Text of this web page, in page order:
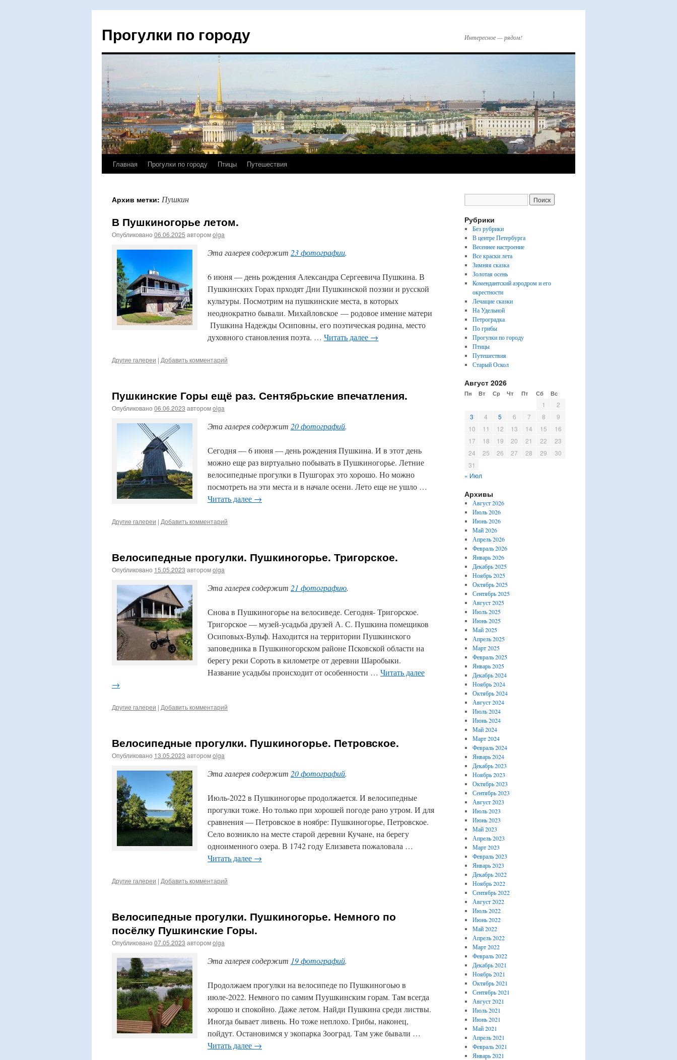
Прогулки по городу Интересное — рядом!
Перейти
содержимому
Главная Прогулки по городу Птицы Путешествия
Архив метки: Пушкин
В Пушкиногорье летом.
Опубликовано 06.06.2025 авторомolga
Эта галерея содержит 23 фотографии.
6 июня — день рождения Александра Сергеевича Пушкина. В
Пушкинских Горах прходят Дни Пушкинской поэзии и русской
культуры. Посмотрим на пушкинские места, в которых
неоднократно бывали. Михайловское — родовое имение матери
Пушкина Надежды Осиповны, его поэтическая родина, место
духовного становления поэта. … Читать далее →
Другие галереи | Добавить комментарий
Пушкинские Горы ещё раз. Сентябрьские впечатления.
Опубликовано 06.06.2023 авторомolga
Эта галерея содержит 20 фотографий.
Сегодня — 6 июня — день рождения Пушкина. И в этот день
можно еще раз виртуально побывать в Пушкиногорье. Летние
велосипедные прогулки в Пушгорах это хорошо. Но можно
посмотреть на эти места и в начале осени. Лето еще не ушло …
Читать далее →
Другие галереи | Добавить комментарий
Велосипедные прогулки. Пушкиногорье. Тригорское.
Опубликовано 15.05.2023 авторомolga
Эта галерея содержит 21 фотографию.
Снова в Пушкиногорье на велосиведе. Сегодня- Тригорское.
Тригорское — музей-усадьба друзей А. С. Пушкина помещиков
Осиповых-Вульф. Находится на территории Пушкинского
заповедника в Пушкиногорском районе Псковской области на
берегу реки Сороть в километре от деревни Шаробыки.
Название усадьбы происходит от особенности … Читать далее
→
Другие галереи | Добавить комментарий
Велосипедные прогулки. Пушкиногорье. Петровское.
Опубликовано 13.05.2023 авторомolga
Эта галерея содержит 20 фотографий.
Июль-2022 в Пушкиногорье продолжается. И велосипедные
прогулки тоже. Но только при хорошей погоде рано утром. И для
сравнения — Петровское в ноябре: Пушкиногорье, Петровское.
Село возникло на месте старой деревни Кучане, на берегу
одноименного озера. В 1742 году Елизавета пожаловала …
Читать далее →
Другие галереи | Добавить комментарий
Велосипедные прогулки. Пушкиногорье. Немного по
посёлку Пушкинские Горы.
Опубликовано 07.05.2023 авторомolga
Эта галерея содержит 19 фотографий.
Продолжаем прогулки на велосипеде по Пушкиногоью в
июле-2022. Немного по самим Пуушкинским горам. Там всегда
хорошо и спокойно. Даже летом. Найди Пушкина среди листвы.
Иногда бывает ливень. Но тоже неплохо. Грибы, наконец,
пойдут. Остановимся у экопарка Зооград. Там уже бывали …
Читать далее →
Рубрики
Без рубрики
В центре Петербурга
Весеннее настроение
Все краски лета
Зимняя сказка
Золотая осень
Комендантский аэродром и его
окрестности
Лечащие сказки
На Удельной
Петроградка
По грибы
Прогулки по городу
Птицы
Путешествия
Старый Оскол
Август 2026
Пн Вт Ср Чт Пт Сб Вс
« Июл
1
2
3
4 5 6 7 8
9
10
11 12 13 14 15
16
17
18 19 20 21 22
23
24
25 26 27 28 29
30
31
Архивы
Август 2026
Июль 2026
Июнь 2026
Май 2026
Апрель 2026
Февраль 2026
Январь 2026
Декабрь 2025
Ноябрь 2025
Октябрь 2025
Сентябрь 2025
Август 2025
Июль 2025
Июнь 2025
Май 2025
Апрель 2025
Март 2025
Февраль 2025
Январь 2025
Декабрь 2024
Ноябрь 2024
Октябрь 2024
Август 2024
Июль 2024
Июнь 2024
Май 2024
Март 2024
Февраль 2024
Январь 2024
Декабрь 2023
Ноябрь 2023
Октябрь 2023
Сентябрь 2023
Август 2023
Июль 2023
Июнь 2023
Май 2023
Апрель 2023
Март 2023
Февраль 2023
Январь 2023
Декабрь 2022
Ноябрь 2022
Сентябрь 2022
Август 2022
Июль 2022
Июнь 2022
Май 2022
Апрель 2022
Март 2022
Февраль 2022
Декабрь 2021
Ноябрь 2021
Октябрь 2021
Сентябрь 2021
Август 2021
Июль 2021
Июнь 2021
Май 2021
Апрель 2021
Февраль 2021
Январь 2021